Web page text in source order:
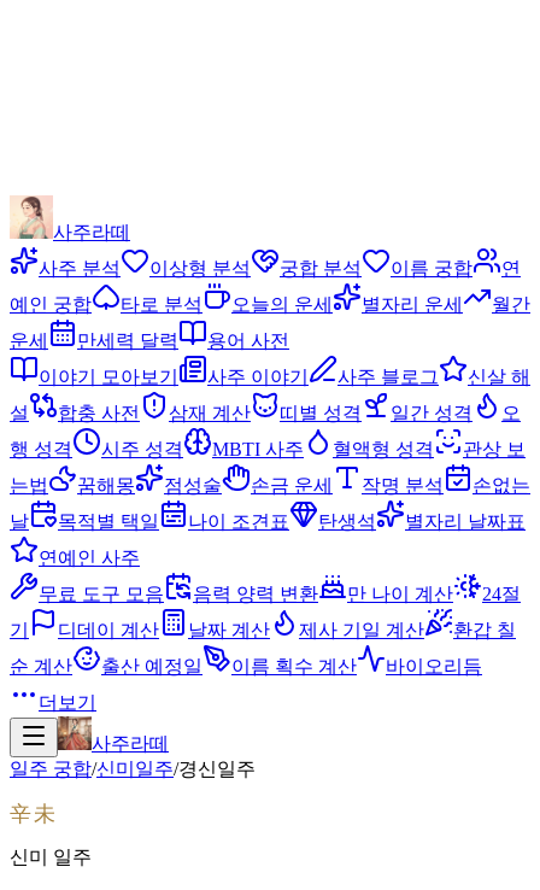
사주라떼
사주 분석
이상형 분석 궁합 분석 이름 궁합
연
예인 궁합
타로 분석 오늘의 운세 별자리 운세
월간
운세
만세력 달력
용어 사전
이야기 모아보기
사주 이야기 사주 블로그
신살 해
설
합충 사전 삼재 계산 띠별 성격 일간 성격
오
행 성격
시주 성격 MBTI 사주 혈액형 성격
관상 보
는법
꿈해몽 점성술 손금 운세 작명 분석
손없는
날
목적별 택일 나이 조견표 탄생석
별자리 날짜표
연예인 사주
무료 도구 모음
음력 양력 변환 만 나이 계산
24절
기
디데이 계산 날짜 계산 제사 기일 계산
환갑 칠
순 계산
출산 예정일 이름 획수 계산
바이오리듬
더보기
사주라떼
일주 궁합/신미 일주/경신일주
辛未
신미 일주